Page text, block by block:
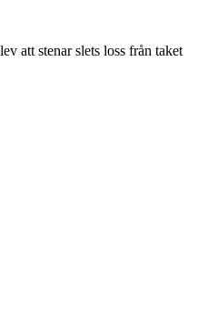
att stenar slets loss från taket